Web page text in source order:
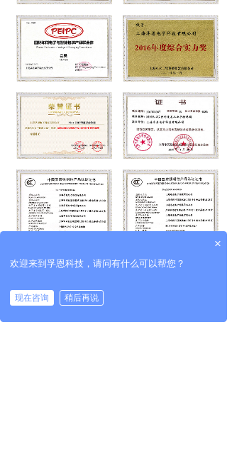
×
欢迎来到孚恩科技，请问有什么可以帮您？
现在咨询 稍后再说